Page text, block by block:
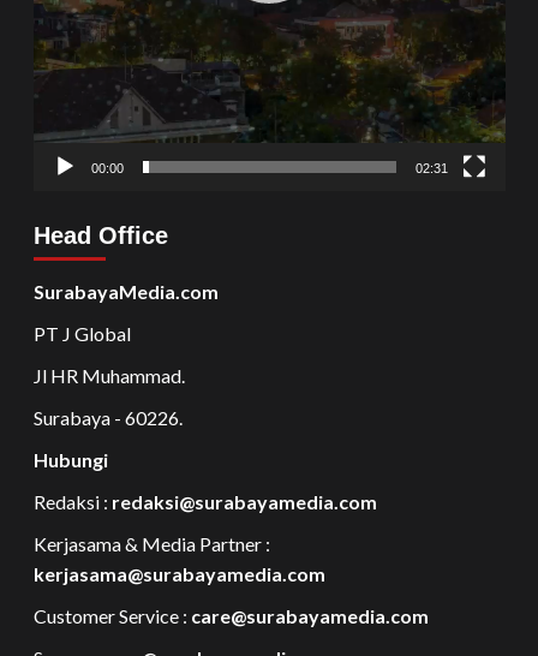
00:00 02:31
Head Office
SurabayaMedia.com
PT J Global
Jl HR Muhammad.
Surabaya - 60226.
Hubungi
Redaksi : redaksi@surabayamedia.com
Kerjasama & Media Partner :
kerjasama@surabayamedia.com
Customer Service : care@surabayamedia.com